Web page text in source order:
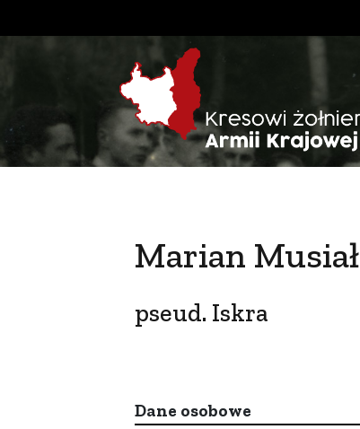
Marian Musiał
pseud. Iskra
Dane osobowe